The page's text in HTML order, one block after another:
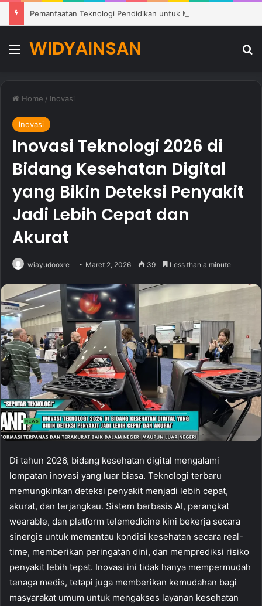
Menu
WIDYAINSAN
Home / Inovasi
Inovasi
Inovasi Teknologi 2026 di
Bidang Kesehatan Digital
yang Bikin Deteksi Penyakit
Jadi Lebih Cepat dan
Akurat
wiayudooxre Maret 2, 2026 39 Less than a minute
Di tahun 2026, bidang kesehatan digital mengalami
lompatan inovasi yang luar biasa. Teknologi terbaru
memungkinkan deteksi penyakit menjadi lebih cepat,
akurat, dan terjangkau. Sistem berbasis AI, perangkat
wearable, dan platform telemedicine kini bekerja secara
sinergis untuk memantau kondisi kesehatan secara real-
time, memberikan peringatan dini, dan memprediksi risiko
penyakit lebih tepat. Inovasi ini tidak hanya mempermudah
tenaga medis, tetapi juga memberikan kemudahan bagi
masyarakat umum untuk mengakses layanan kesehatan